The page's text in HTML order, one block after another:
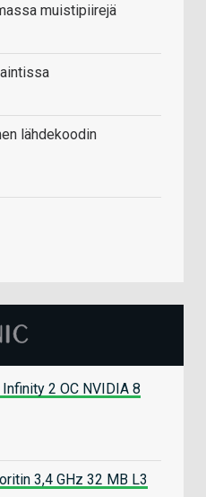
muistipiirejä
lähdekoodin
2 OC NVIDIA 8
3,4 GHz 32 MB L3